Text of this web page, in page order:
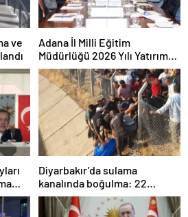
ve
Adana İl Milli Eğitim
Müdürlüğü 2026 Yılı Yatırım
Programı değerlendirildi
Diyarbakır’da sulama
kanalında boğulma: 22
yaşındaki genç hayatını
kaybetti